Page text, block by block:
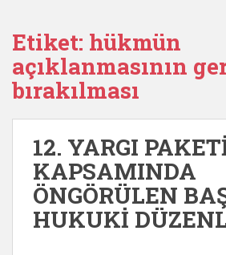
Etiket: hükmün
açıklanmasının
bırakılması
12. YARGI
KAPSAMINDA
ÖNGÖRÜLEN
HUKUKİ